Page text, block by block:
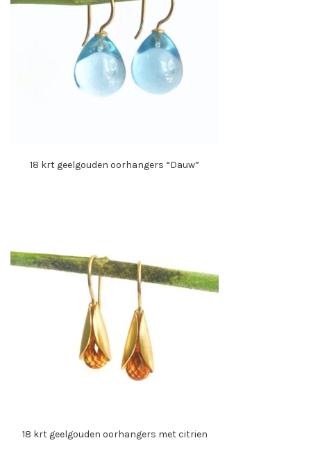
18 krt geelgouden oorhangers “Dauw”
18 krt geelgouden oorhangers met citrien